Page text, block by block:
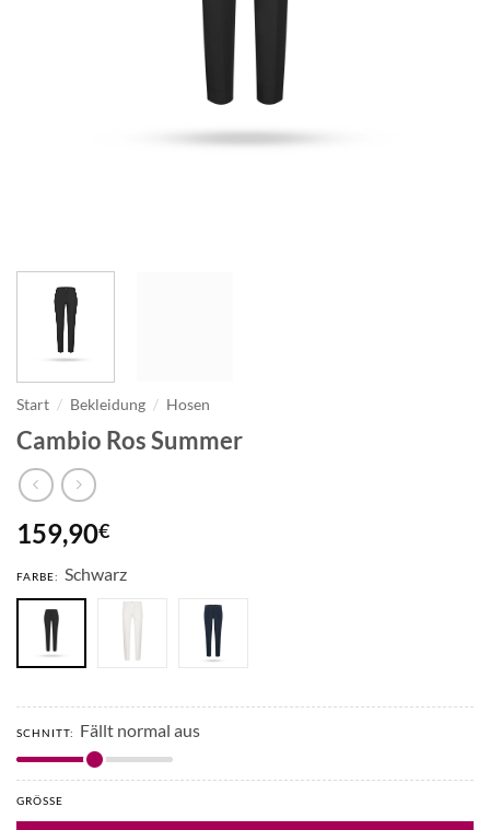
Start / Bekleidung / Hosen
Cambio Ros Summer
159,90€
FARBE: Schwarz
SCHNITT: Fällt normal aus
GRÖSSE